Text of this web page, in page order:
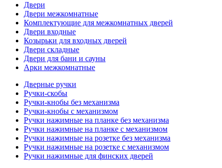
Двери
Двери межкомнатные
Комплектующие для межкомнатных дверей
Двери входные
Козырьки для входных дверей
Двери складные
Двери для бани и сауны
Арки межкомнатные
Дверные ручки
Ручки-скобы
Ручки-кнобы без механизма
Ручки-кнобы с механизмом
Ручки нажимные на планке без механизма
Ручки нажимные на планке с механизмом
Ручки нажимные на розетке без механизма
Ручки нажимные на розетке с механизмом
Ручки нажимные для финских дверей